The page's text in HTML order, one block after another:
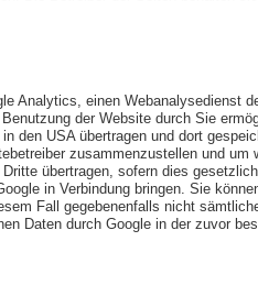
Analytics, einen Webanalysedienst
der Website durch Sie
den USA übertragen und dort
zusammenzustellen und
Dritte übertragen, sofern dies
in Verbindung bringen. Sie
Fall gegebenenfalls nicht
Daten durch Google in der zuvor